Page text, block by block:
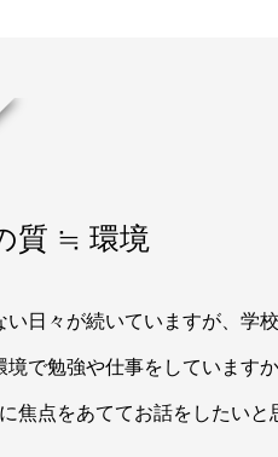
質 ≒ 環境
い日々が続いていますが、学
境で勉強や仕事をしています
焦点をあててお話をしたいと